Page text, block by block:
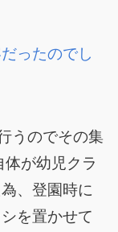
ったのでし
うのでその集
が幼児クラ
、登園時に
を置かせて